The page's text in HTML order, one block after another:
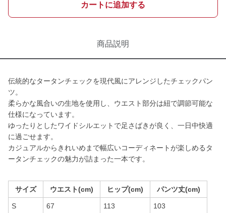
カートに追加する
商品説明
伝統的なタータンチェックを現代風にアレンジしたチェックパン
ツ。
柔らかな風合いの生地を使用し、ウエスト部分は紐で調節可能な
仕様になっています。
ゆったりとしたワイドシルエットで足さばきが良く、一日中快適
に過ごせます。
カジュアルからきれいめまで幅広いコーディネートが楽しめるタ
ータンチェックの魅力が詰まった一本です。
サイズ ウエスト(cm) ヒップ(cm) パンツ丈(cm)
S 67 113 103